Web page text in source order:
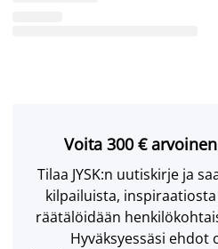
Voita 300 €
Tilaa JYSK:n uutiskirje ja
kilpailuista,
räätälöidään
Hyväksyessäsi ehdot